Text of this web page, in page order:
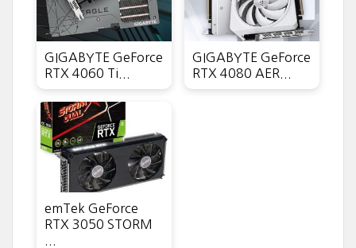
GIGABYTE GeForce
RTX 4060 Ti...
GIGABYTE GeForce
RTX 4080 AER...
emTek GeForce
RTX 3050 STORM